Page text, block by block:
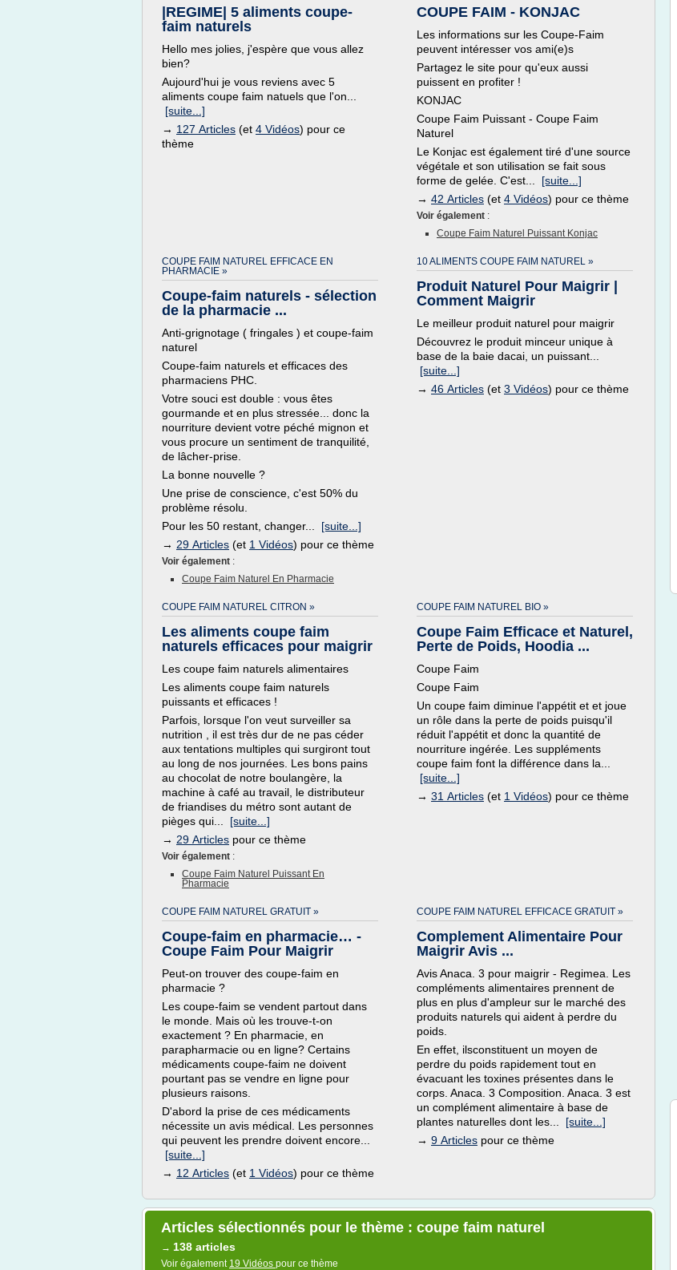
|REGIME| 5 aliments coupe-
faim naturels
Hello mes jolies, j'espère que vous allez
bien?
Aujourd'hui je vous reviens avec 5
aliments coupe faim natuels que l'on...
[suite...]
→ 127 Articles (et 4 Vidéos) pour ce
thème
COUPE FAIM - KONJAC
Les informations sur les Coupe-Faim
peuvent intéresser vos ami(e)s
Partagez le site pour qu'eux aussi
puissent en profiter !
KONJAC
Coupe Faim Puissant - Coupe Faim
Naturel
Le Konjac est également tiré d'une source
végétale et son utilisation se fait sous
forme de gelée. C'est... [suite...]
→ 42 Articles (et 4 Vidéos) pour ce thème
Voir également :
Coupe Faim Naturel Puissant Konjac
COUPE FAIM NATUREL EFFICACE EN
PHARMACIE »
Coupe-faim naturels - sélection
de la pharmacie ...
Anti-grignotage ( fringales ) et coupe-faim
naturel
Coupe-faim naturels et efficaces des
pharmaciens PHC.
Votre souci est double : vous êtes
gourmande et en plus stressée... donc la
nourriture devient votre péché mignon et
vous procure un sentiment de tranquilité,
de lâcher-prise.
La bonne nouvelle ?
Une prise de conscience, c'est 50% du
problème résolu.
Pour les 50 restant, changer... [suite...]
→ 29 Articles (et 1 Vidéos) pour ce thème
Voir également :
Coupe Faim Naturel En Pharmacie
10 ALIMENTS COUPE FAIM NATUREL »
Produit Naturel Pour Maigrir |
Comment Maigrir
Le meilleur produit naturel pour maigrir
Découvrez le produit minceur unique à
base de la baie dacai, un puissant...
[suite...]
→ 46 Articles (et 3 Vidéos) pour ce thème
COUPE FAIM NATUREL CITRON »
Les aliments coupe faim
naturels efficaces pour maigrir
Les coupe faim naturels alimentaires
Les aliments coupe faim naturels
puissants et efficaces !
Parfois, lorsque l'on veut surveiller sa
nutrition , il est très dur de ne pas céder
aux tentations multiples qui surgiront tout
au long de nos journées. Les bons pains
au chocolat de notre boulangère, la
machine à café au travail, le distributeur
de friandises du métro sont autant de
pièges qui... [suite...]
→ 29 Articles pour ce thème
Voir également :
Coupe Faim Naturel Puissant En
Pharmacie
COUPE FAIM NATUREL BIO »
Coupe Faim Efficace et Naturel,
Perte de Poids, Hoodia ...
Coupe Faim
Coupe Faim
Un coupe faim diminue l'appétit et et joue
un rôle dans la perte de poids puisqu'il
réduit l'appétit et donc la quantité de
nourriture ingérée. Les suppléments
coupe faim font la différence dans la...
[suite...]
→ 31 Articles (et 1 Vidéos) pour ce thème
COUPE FAIM NATUREL GRATUIT »
Coupe-faim en pharmacie… -
Coupe Faim Pour Maigrir
Peut-on trouver des coupe-faim en
pharmacie ?
Les coupe-faim se vendent partout dans
le monde. Mais où les trouve-t-on
exactement ? En pharmacie, en
parapharmacie ou en ligne? Certains
médicaments coupe-faim ne doivent
pourtant pas se vendre en ligne pour
plusieurs raisons.
D'abord la prise de ces médicaments
nécessite un avis médical. Les personnes
qui peuvent les prendre doivent encore...
[suite...]
→ 12 Articles (et 1 Vidéos) pour ce thème
COUPE FAIM NATUREL EFFICACE GRATUIT »
Complement Alimentaire Pour
Maigrir Avis ...
Avis Anaca. 3 pour maigrir - Regimea. Les
compléments alimentaires prennent de
plus en plus d'ampleur sur le marché des
produits naturels qui aident à perdre du
poids.
En effet, ilsconstituent un moyen de
perdre du poids rapidement tout en
évacuant les toxines présentes dans le
corps. Anaca. 3 Composition. Anaca. 3 est
un complément alimentaire à base de
plantes naturelles dont les... [suite...]
→ 9 Articles pour ce thème
Articles sélectionnés pour le thème : coupe faim naturel
→ 138 articles
Voir également 19 Vidéos pour ce thème